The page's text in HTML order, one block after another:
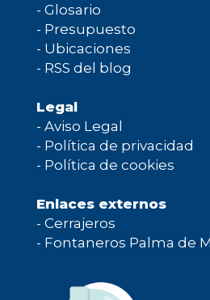
- Glosario
- Presupuesto
- Ubicaciones
- RSS del blog
Legal
- Aviso Legal
- Política de privacidad
- Política de cookies
Enlaces externos
- Cerrajeros
- Fontaneros Palma de